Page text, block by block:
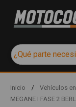
Inicio / Vehículos
MEGANE I FASE 2